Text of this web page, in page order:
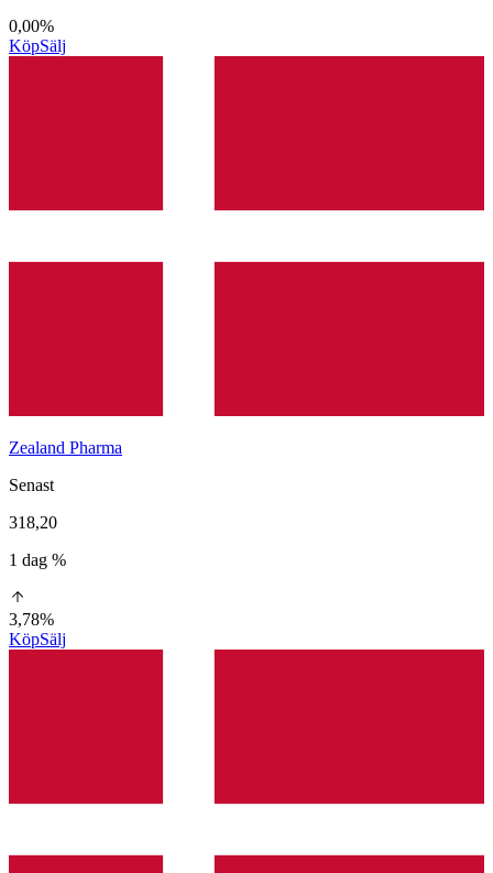
0,00%
KöpSälj
Zealand Pharma
Senast
318,20
1 dag %
3,78%
KöpSälj